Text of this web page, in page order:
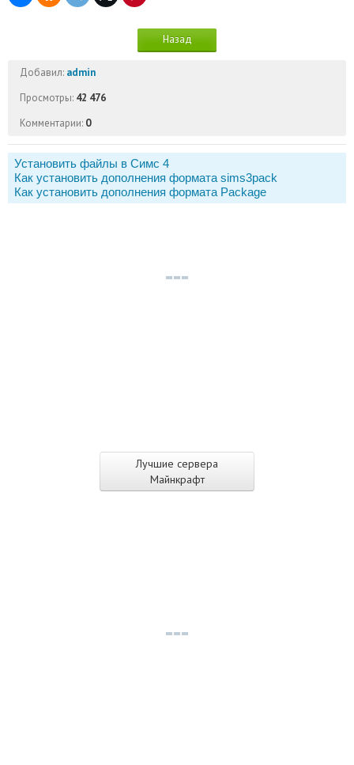
Лучшие сервера
Майнкрафт
Назад
Добавил: admin
Просмотры: 42 476
Комментарии: 0
Установить файлы в Симс 4
Как установить дополнения формата sims3pack
Как установить дополнения формата Package